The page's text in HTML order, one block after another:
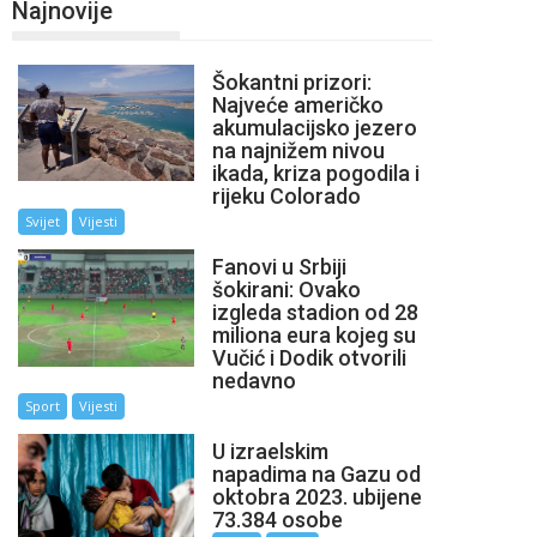
Najnovije
Šokantni prizori:
Najveće američko
akumulacijsko jezero
na najnižem nivou
ikada, kriza pogodila i
rijeku Colorado
Svijet Vijesti
Fanovi u Srbiji
šokirani: Ovako
izgleda stadion od 28
miliona eura kojeg su
Vučić i Dodik otvorili
nedavno
Sport Vijesti
U izraelskim
napadima na Gazu od
oktobra 2023. ubijene
73.384 osobe